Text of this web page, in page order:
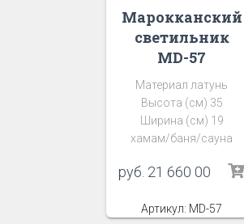
Марокканский
светильник
MD-57
Материал латунь
Высота (см) 35
Ширина (см) 19
хамам/баня/сауна
руб. 21 660 00
Артикул: MD-57